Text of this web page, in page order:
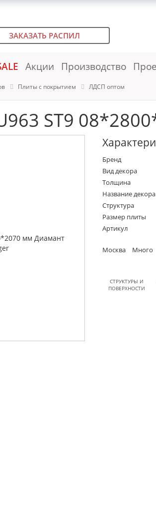
ЗАКАЗАТЬ РАСПИЛ
Акции Производство
Плиты с покрытием ЛДСП оптом
ST9
Бренд
Вид декора
Толщина
Название декора
Структура
Размер плиты
Артикул
Москва Много
СТРУКТУРЫ И
ПОВЕРХНОСТИ